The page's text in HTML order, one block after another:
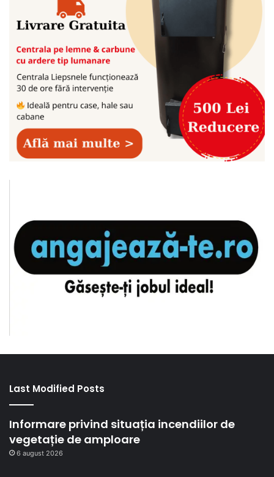
Last Modified Posts
Informare privind situația incendiilor de
vegetație de amploare
6 august 2026